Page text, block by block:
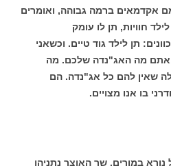
אקדמאים ברמה גבוהה, ואומרים
חוויות, תן לו עומק
תן לילד גוד טיים. וכשאני
אתם מה האג"נדה שלכם. מה
שאין להם כל אג"נדה. הם
בו אנו מצויים.
נורא במורים. שר האוצר נתניהו